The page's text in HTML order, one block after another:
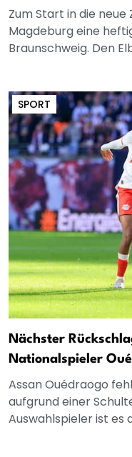
Zum Start in die neue
Magdeburg eine
Braunschweig. Den
SPORT
Nächster
Nationalspieler
Assan Ouédraogo
aufgrund einer
Auswahlspieler ist es